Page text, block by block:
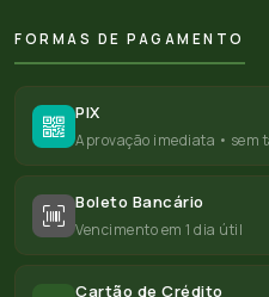
FORMAS DE PAGAMENTO
PIX
Aprovação imediata • sem
Boleto Bancário
Vencimento em 1 dia útil
Cartão de Crédito